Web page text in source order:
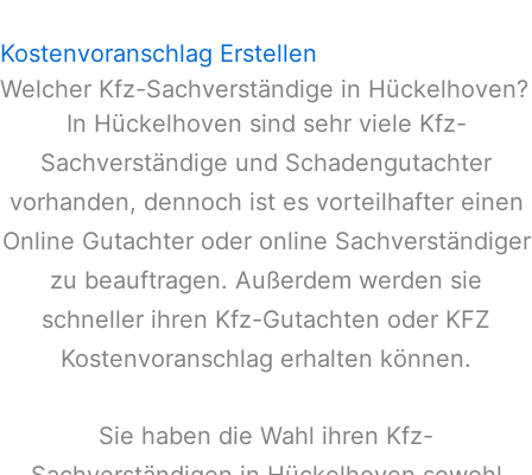
Kostenvoranschlag Erstellen
Welcher Kfz-Sachverständige in Hückelhoven?
In Hückelhoven sind sehr viele Kfz-
Sachverständige und Schadengutachter
vorhanden, dennoch ist es vorteilhafter einen
Online Gutachter oder online Sachverständiger
zu beauftragen. Außerdem werden sie
schneller ihren Kfz-Gutachten oder KFZ
Kostenvoranschlag erhalten können.
Sie haben die Wahl ihren Kfz-